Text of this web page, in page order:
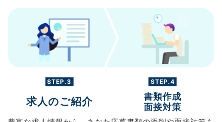
STEP.3
求人のご紹介
STEP.4
書類作成
面接対策